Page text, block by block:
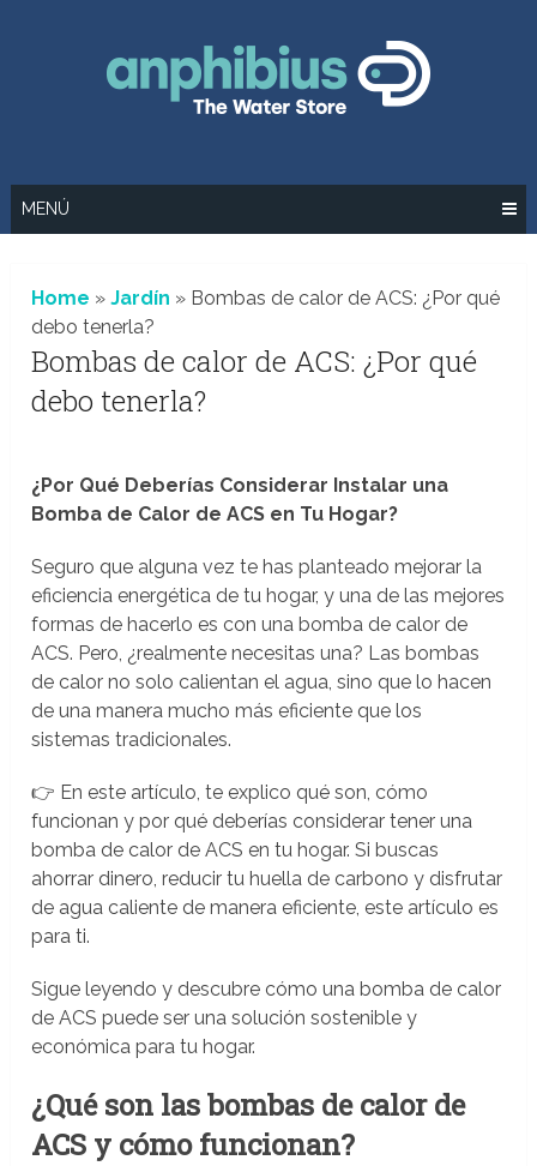
MENÚ
Home »Jardín » Bombas de calor de ACS: ¿Por qué
debo tenerla?
Bombas de calor de ACS: ¿Por qué
debo tenerla?
¿Por Qué Deberías Considerar Instalar una
Bomba de Calor de ACS en Tu Hogar?
Seguro que alguna vez te has planteado mejorar la
eficiencia energética de tu hogar, y una de las mejores
formas de hacerlo es con una bomba de calor de
ACS. Pero, ¿realmente necesitas una? Las bombas
de calor no solo calientan el agua, sino que lo hacen
de una manera mucho más eficiente que los
sistemas tradicionales.
👉 En este artículo, te explico qué son, cómo
funcionan y por qué deberías considerar tener una
bomba de calor de ACS en tu hogar. Si buscas
ahorrar dinero, reducir tu huella de carbono y disfrutar
de agua caliente de manera eficiente, este artículo es
para ti.
Sigue leyendo y descubre cómo una bomba de calor
de ACS puede ser una solución sostenible y
económica para tu hogar.
¿Qué son las bombas de calor de
ACS y cómo funcionan?